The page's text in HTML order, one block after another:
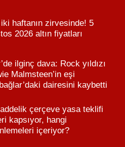
iki haftanın zirvesinde! 5
2026 altın fiyatları
ilginç dava: Rock yıldızı
Malmsteen’in eşi
dairesini kaybetti
çerçeve yasa teklifi
kapsıyor, hangi
içeriyor?